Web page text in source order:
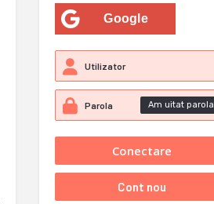
Google
Am uitat parola